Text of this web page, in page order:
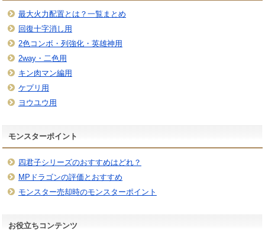
最大火力配置とは？一覧まとめ
回復十字消し用
2色コンボ・列強化・英雄神用
2way・二色用
キン肉マン編用
ケプリ用
ヨウユウ用
モンスターポイント
四君子シリーズのおすすめはどれ？
MPドラゴンの評価とおすすめ
モンスター売却時のモンスターポイント
お役立ちコンテンツ